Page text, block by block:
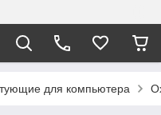
для компьютера